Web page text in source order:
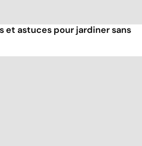
et astuces pour jardiner sans